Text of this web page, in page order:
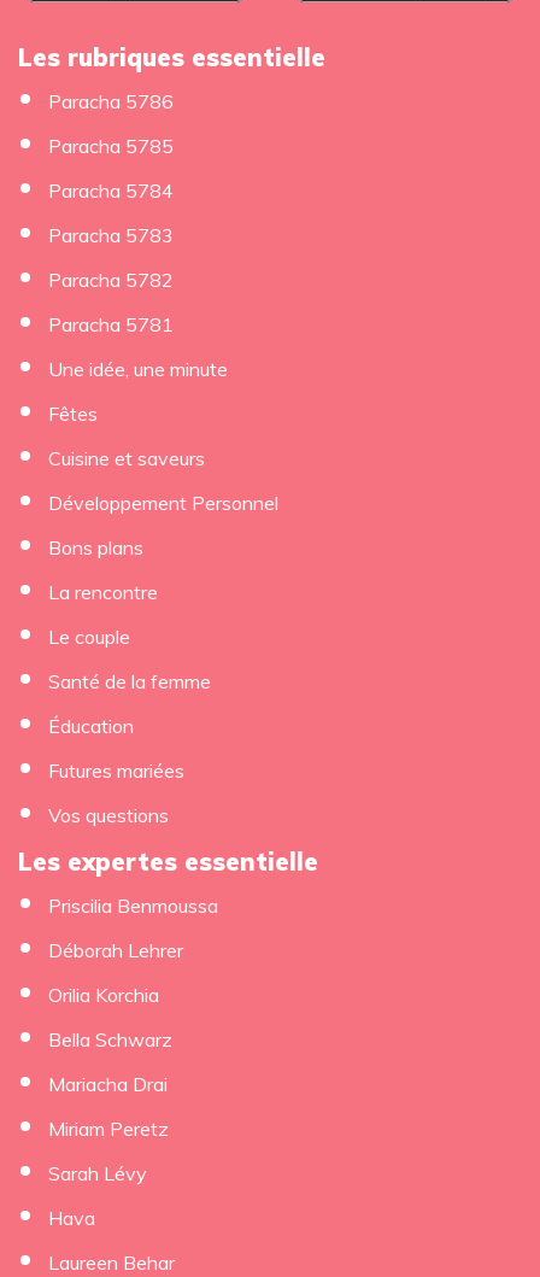
Les rubriques essentielle
Paracha 5786
Paracha 5785
Paracha 5784
Paracha 5783
Paracha 5782
Paracha 5781
Une idée, une minute
Fêtes
Cuisine et saveurs
Développement Personnel
Bons plans
La rencontre
Le couple
Santé de la femme
Éducation
Futures mariées
Vos questions
Les expertes essentielle
Priscilia Benmoussa
Déborah Lehrer
Orilia Korchia
Bella Schwarz
Mariacha Drai
Miriam Peretz
Sarah Lévy
Hava
Laureen Behar